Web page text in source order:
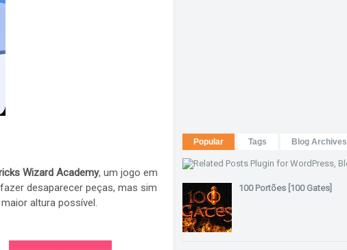
Wizard Academy, um jogo em
desaparecer peças, mas sim
altura possível.
Popular Tags Blog Archives
100 Portões [100 Gates]